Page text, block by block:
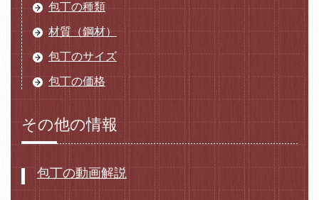
包丁の種類
材質（鋼材）
包丁のサイズ
包丁の価格
その他の情報
包丁の動画解説